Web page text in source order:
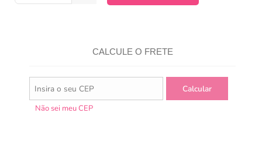
CALCULE O FRETE
Não sei meu CEP